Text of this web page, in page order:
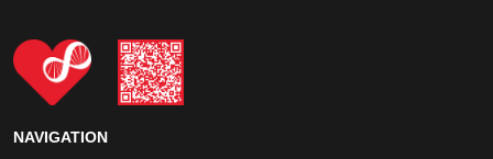
NAVIGATION